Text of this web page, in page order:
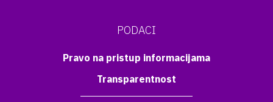
PODACI
Pravo na pristup informacijama
Transparentnost